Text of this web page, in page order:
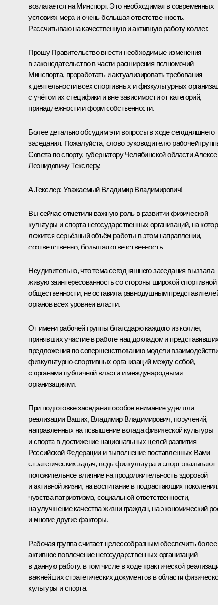
возлагается на Минспорт. Это необходимая в современных
условиях мера и очень большая ответственность.
Рассчитываю на качественную и активную работу коллег.
Прошу Правительство внести необходимые изменения
в законодательство в части расширения полномочий
Минспорта, проработать и актуализировать требования
к деятельности всех спортивных и физкультурных
с учётом их специфики и вне зависимости от категорий,
принадлежности и форм собственности.
Более детально обсудим эти вопросы в ходе сегодняшнего
заседания. Пожалуйста, слово руководителю рабочей
Совета по спорту, губернатору Челябинской области
Леонидовичу Текслеру.
А.Текслер: Уважаемый Владимир Владимирович!
Вы сейчас отметили важную роль в развитии физической
культуры и спорта негосударственных организаций, на
ложится серьёзный объём работы в этом направлении,
соответственно, большая ответственность.
Неудивительно, что тема сегодняшнего заседания вызвала
живую заинтересованность со стороны широкой спортивной
общественности, не оставила равнодушным
органов всех уровней власти.
От имени рабочей группы благодарю каждого из коллег,
принявших участие в работе над докладом и
предложения по совершенствованию модели
физкультурно-спортивных организаций между собой,
с органами публичной власти и международными
организациями.
При подготовке заседания особое внимание уделяли
реализации Ваших, Владимир Владимирович, поручений,
направленных на повышение вклада физической культуры
и спорта в достижение национальных целей развития
Российской Федерации и выполнение поставленных Вами
стратегических задач, ведь физкультура и спорт оказывают
положительное влияние на продолжительность здоровой
и активной жизни, на воспитание в подрастающих
чувства патриотизма, социальной ответственности,
на улучшение качества жизни граждан, на экономический
и многие другие факторы.
Рабочая группа считает целесообразным обеспечить более
активное вовлечение негосударственных организаций
в данную работу, в том числе в ходе практической
важнейших стратегических документов в области
культуры и спорта.